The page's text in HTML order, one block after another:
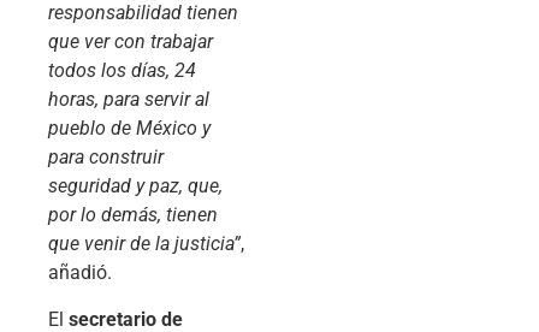
responsabilidad tienen
que ver con trabajar
todos los días, 24
horas, para servir al
pueblo de México y
para construir
seguridad y paz, que,
por lo demás, tienen
que venir de la justicia”,
añadió.
El secretario de